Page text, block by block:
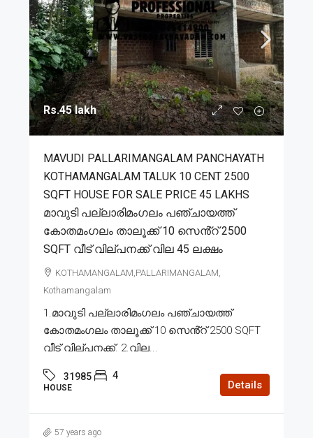
Rs.45 lakh
MAVUDI PALLARIMANGALAM PANCHAYATH
KOTHAMANGALAM TALUK 10 CENT 2500
SQFT HOUSE FOR SALE PRICE 45 LAKHS
മാവുടി പല്ലാരിമംഗലം പഞ്ചായത്ത്
കോതമംഗലം താലൂക്ക് 10 സെൻ്റ് 2500
SQFT വീട് വില്പനക്ക് വില 45 ലക്ഷം
KOTHAMANGALAM,PALLARIMANGALAM,
Kothamangalam
1.മാവുടി പല്ലാരിമംഗലം പഞ്ചായത്ത്
കോതമംഗലം താലൂക്ക് 10 സെൻ്റ് 2500 SQFT
വീട് വില്പനക്ക്. 2.വില...
31985 4
HOUSE Details
57 years ago